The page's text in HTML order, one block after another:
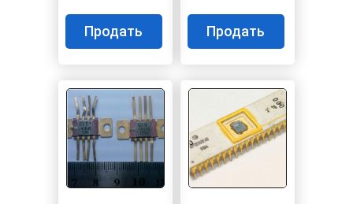
Продать Продать